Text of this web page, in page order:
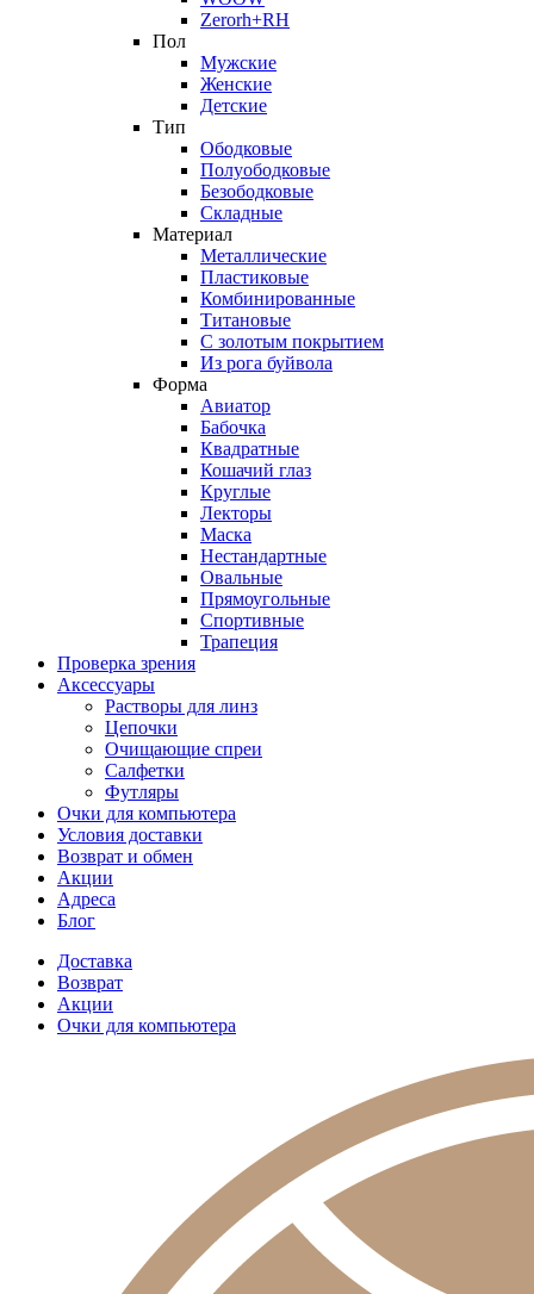
Zerorh+RH
Пол
Мужские
Женские
Детские
Тип
Ободковые
Полуободковые
Безободковые
Складные
Материал
Металлические
Пластиковые
Комбинированные
Титановые
С золотым покрытием
Из рога буйвола
Форма
Авиатор
Бабочка
Квадратные
Кошачий глаз
Круглые
Лекторы
Маска
Нестандартные
Овальные
Прямоугольные
Спортивные
Трапеция
Проверка зрения
Аксессуары
Растворы для линз
Цепочки
Очищающие спреи
Салфетки
Футляры
Очки для компьютера
Условия доставки
Возврат и обмен
Акции
Адреса
Блог
Доставка
Возврат
Акции
Очки для компьютера